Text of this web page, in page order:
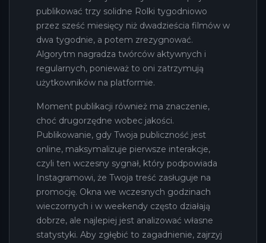
publikować trzy solidne Rolki tygodniowo
przez sześć miesięcy niż dwadzieścia filmów w
dwa tygodnie, a potem zrezygnować.
Algorytm nagradza twórców aktywnych i
regularnych, ponieważ to oni zatrzymują
użytkowników na platformie.
Moment publikacji również ma znaczenie,
choć drugorzędne wobec jakości.
Publikowanie, gdy Twoja publiczność jest
online, maksymalizuje pierwsze interakcje,
czyli ten wczesny sygnał, który podpowiada
Instagramowi, że Twoja treść zasługuje na
promocję. Okna we wczesnych godzinach
wieczornych i w weekendy często działają
dobrze, ale najlepiej jest analizować własne
statystyki. Aby zgłębić to zagadnienie, zajrzyj